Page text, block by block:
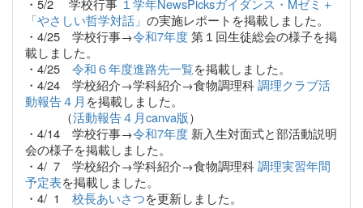
・5/2 学校行事 １学年NewsPicksガイダンス・Mゼミ＋
「やさしい哲学対話」 の実施レポートを掲載しました。
・4/25 学校行事→令和7年度第１回生徒総会の様子を掲
載しました。
・4/25 令和６年度進路先一覧を掲載しました。
・4/24 学校紹介→学科紹介→食物調理科調理クラブ活
動報告４月 を掲載しました。
（活動報告４月canva版）
・4/14 学校行事→令和7年度 新入生対面式と部活動説明
会の様子を掲載しました。
・4/ 7 学校紹介→学科紹介→食物調理科調理実習年間
予定表を掲載しました。
・4/ 1 校長あいさつを更新しました。